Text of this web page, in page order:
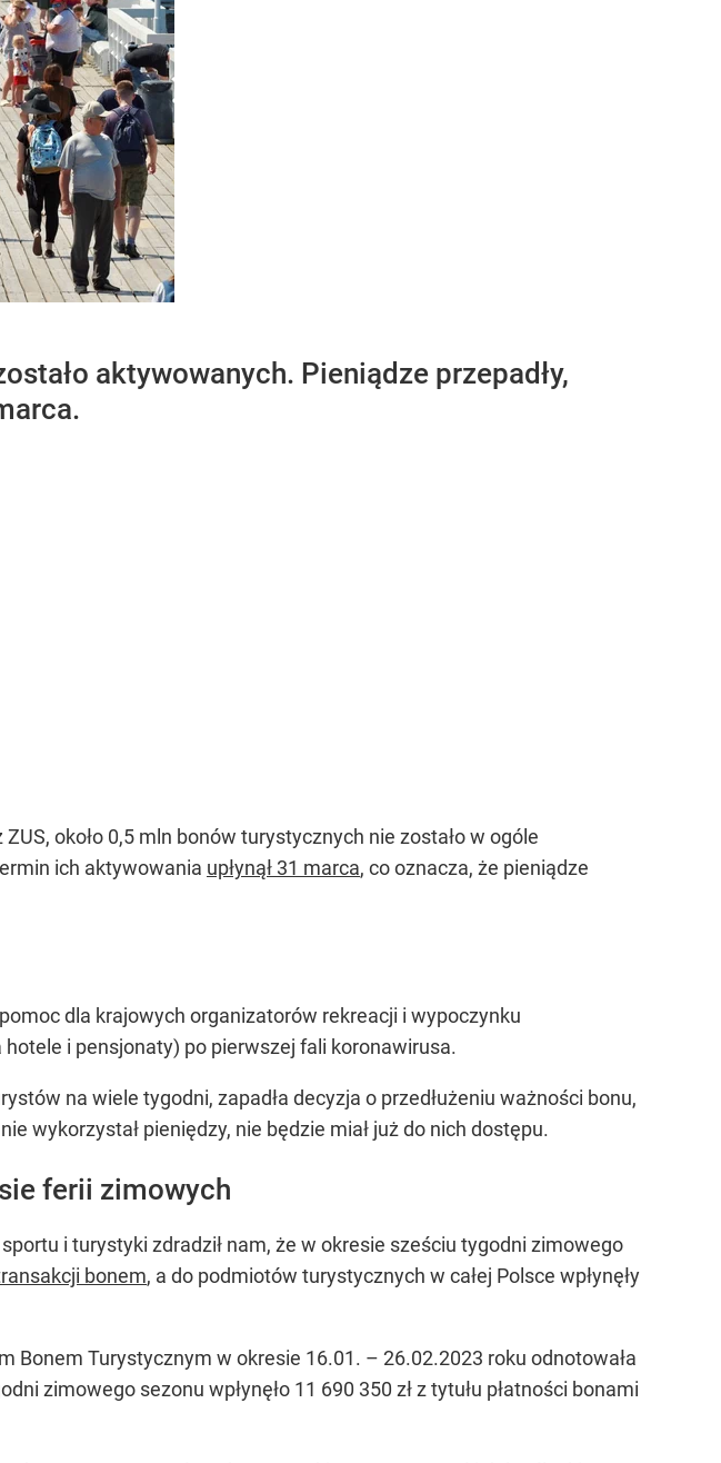
aktywowanych. Pieniądze przepadły,
około 0,5 mln bonów turystycznych nie zostało w ogóle
ich aktywowania upłynął 31 marca, co oznacza, że pieniądze
dla krajowych organizatorów rekreacji i wypoczynku
i pensjonaty) po pierwszej fali koronawirusa.
na wiele tygodni, zapadła decyzja o przedłużeniu ważności bonu,
wykorzystał pieniędzy, nie będzie miał już do nich dostępu.
ferii zimowych
i turystyki zdradził nam, że w okresie sześciu tygodni zimowego
bonem, a do podmiotów turystycznych w całej Polsce wpłynęły
Bonem Turystycznym w okresie 16.01. – 26.02.2023 roku odnotowała
zimowego sezonu wpłynęło 11 690 350 zł z tytułu płatności bonami